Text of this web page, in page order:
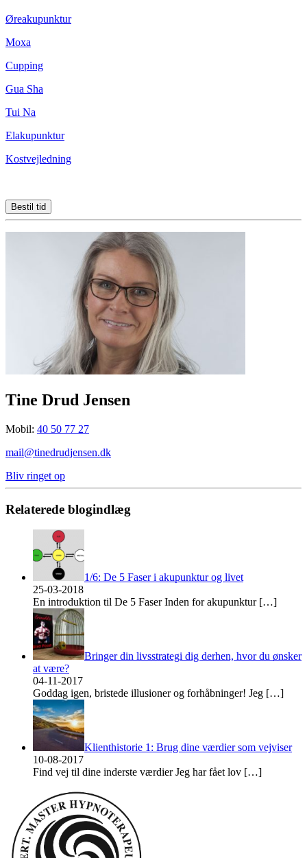
Øreakupunktur
Moxa
Cupping
Gua Sha
Tui Na
Elakupunktur
Kostvejledning
Bestil tid
Tine Drud Jensen
Mobil: 40 50 77 27
mail@tinedrudjensen.dk
Bliv ringet op
Relaterede blogindlæg
1/6: De 5 Faser i akupunktur og livet
25-03-2018
En introduktion til De 5 Faser Inden for akupunktur […]
Bringer din livsstrategi dig derhen, hvor du ønsker
at være?
04-11-2017
Goddag igen, bristede illusioner og forhåbninger! Jeg […]
Klienthistorie 1: Brug dine værdier som vejviser
10-08-2017
Find vej til dine inderste værdier Jeg har fået lov […]